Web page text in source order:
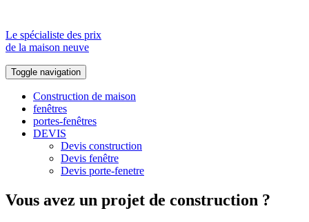
Le spécialiste des prix
de la maison neuve
Toggle navigation
Construction de maison
fenêtres
portes-fenêtres
DEVIS
Devis construction
Devis fenêtre
Devis porte-fenetre
Vous avez un projet de construction ?